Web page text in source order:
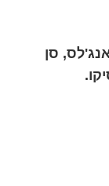
אנג'לס, סן